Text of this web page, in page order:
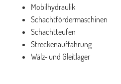
Mobilhydraulik
Schachtfördermaschinen
Schachtteufen
Streckenauffahrung
Wälz- und Gleitlager